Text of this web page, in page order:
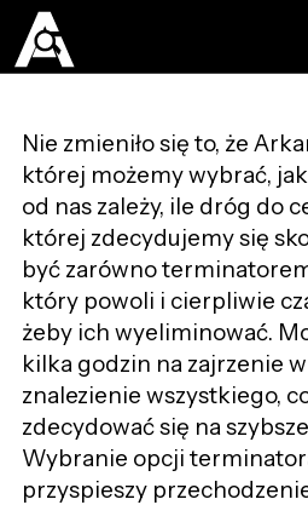
Nie zmieniło się to, że
której możemy wybrać,
od nas zależy, ile dróg do
której zdecydujemy się
być zarówno
który powoli i cierpliwie
żeby ich wyeliminować.
kilka godzin na zajrzenie
znalezienie wszystkiego,
zdecydować się na
Wybranie opcji
przyspieszy